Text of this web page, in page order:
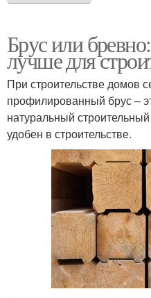
Брус или
лучше для
При строительстве домов
профилированный брус –
натуральный
удобен в строительстве.